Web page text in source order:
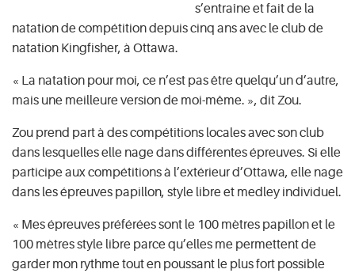
s’entraîne et fait de la
natation de compétition depuis cinq ans avec le club de
natation Kingfisher, à Ottawa.
« La natation pour moi, ce n’est pas être quelqu’un d’autre,
mais une meilleure version de moi-même. », dit Zou.
Zou prend part à des compétitions locales avec son club
dans lesquelles elle nage dans différentes épreuves. Si elle
participe aux compétitions à l’extérieur d’Ottawa, elle nage
dans les épreuves papillon, style libre et medley individuel.
« Mes épreuves préférées sont le 100 mètres papillon et le
100 mètres style libre parce qu’elles me permettent de
garder mon rythme tout en poussant le plus fort possible